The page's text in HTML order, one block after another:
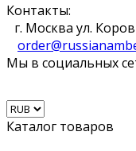
Контакты:
г. Москва ул.
Мы в социальных
Каталог товаров